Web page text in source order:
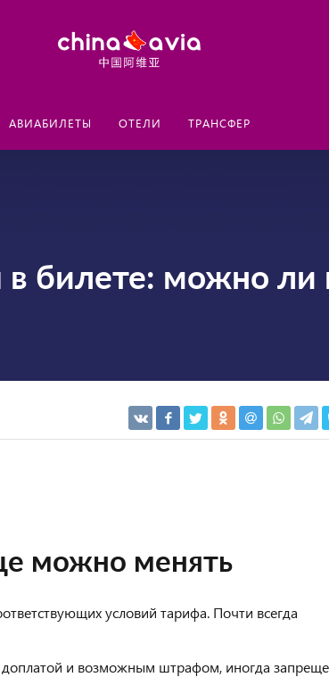
АВИАБИЛЕТЫ ОТЕЛИ ТРАНСФЕР
в билете: можно ли
можно менять
условий тарифа. Почти всегда
и возможным штрафом, иногда